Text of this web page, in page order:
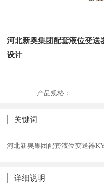
河北新奥集团配套液位变送
设计
产品规格：
关键词
河北新奥集团配套液位变送器
详细说明